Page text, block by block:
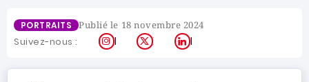
PORTRAITS Publié le 18 novembre 2024
Suivez-nous : Instagram
X LinkedIn